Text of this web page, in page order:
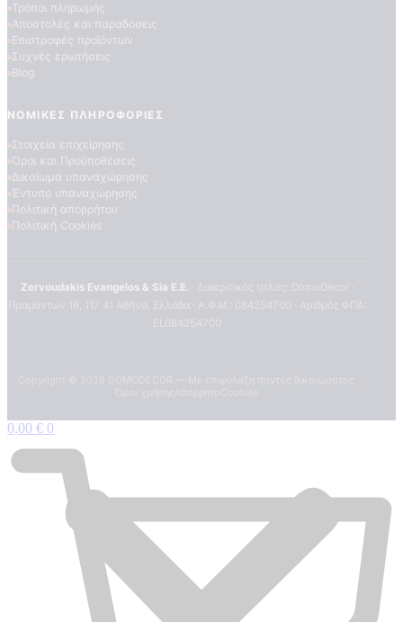
ΕΠΕΞΗΓΗΣΗ ΣΥΜΒΟΛΩΝ
Τρόποι πληρωμής
Αποστολές και παραδόσεις
Επιστροφές προϊόντων
Συχνές ερωτήσεις
Blog
ΝΟΜΙΚΈΣ ΠΛΗΡΟΦΟΡΊΕΣ
Στοιχεία επιχείρησης
Όροι και Προϋποθέσεις
Δικαίωμα υπαναχώρησης
Έντυπο υπαναχώρησης
Πολιτική απορρήτου
Πολιτική Cookies
Zervoudakis Evangelos & Sia E.E.
0,00 € 0